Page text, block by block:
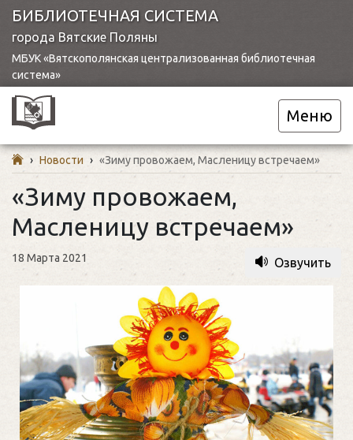
БИБЛИОТЕЧНАЯ СИСТЕМА
города Вятские Поляны
МБУК «Вятскополянская централизованная библиотечная
система»
Меню
› Новости › «Зиму провожаем, Масленицу встречаем»
«Зиму провожаем,
Масленицу встречаем»
18 Марта 2021 Озвучить